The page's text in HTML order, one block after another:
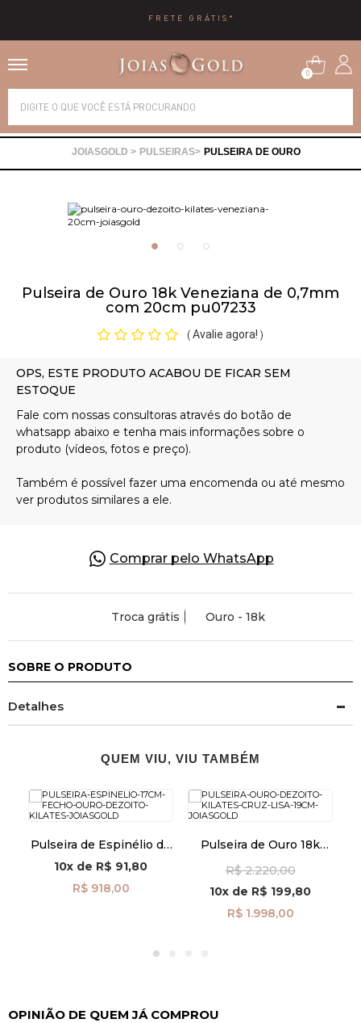
0
PULSEIRAS PULSEIRA DE OURO
Pulseira de Ouro 18k Veneziana de 0,7mm
com 20cm pu07233
( Avalie agora! )
Comprar pelo WhatsApp
Troca grátis Ouro - 18k
SOBRE O PRODUTO
Detalhes
QUEM VIU, VIU TAMBÉM
Pulseira de Espinélio de
17cm com Fecho de Ouro
18k pu08637
10x de R$ 91,80
R$ 918,00
Pulseira de Ouro 18k
pu08576
R$ 2.220,00
10x de R$ 199,80
R$ 1.998,00
OPINIÃO DE QUEM JÁ COMPROU
Alianças
Brincos
Gargantilhas
Piercing
Pedras Preciosas
Presente